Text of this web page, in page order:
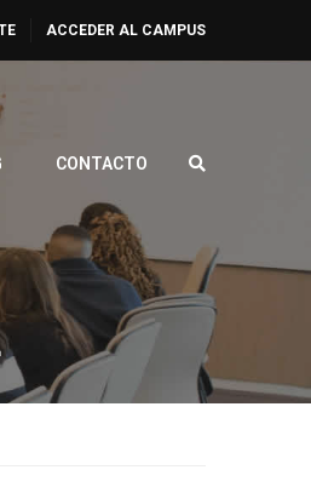
ACCEDER AL CAMPUS
CONTACTO